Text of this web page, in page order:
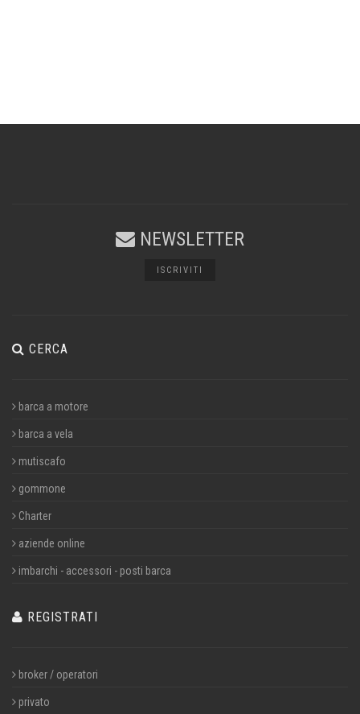
NEWSLETTER
ISCRIVITI
CERCA
barca a motore
barca a vela
mutiscafo
gommone
Charter
aziende online
imbarchi - accessori - posti barca
REGISTRATI
broker / operatori
privato